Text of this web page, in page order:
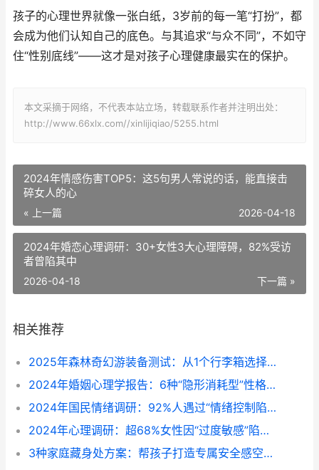
孩子的心理世界就像一张白纸，3岁前的每一笔“打扮”，都
会成为他们认知自己的底色。与其追求“与众不同”，不如守
住“性别底线”——这才是对孩子心理健康最实在的保护。
本文采摘于网络，不代表本站立场，转载联系作者并注明出处：
http://www.66xlx.com//xinlijiqiao/5255.html
2024年情感伤害TOP5：这5句男人常说的话，能直接击
碎女人的心
« 上一篇 2026-04-18
2024年婚恋心理调研：30+女性3大心理障碍，82%受访
者曾陷其中
下一篇 »
2026-04-18
相关推荐
2025年森林奇幻游装备测试：从1个行李箱选择看你潜在魅力深度
2024年婚姻心理学报告：6种“隐形消耗型”性格，正在拉低你的离婚抵抗力
2024年国民情绪调研：92%人遇过“情绪控制陷阱”，3个方法跳出“堵情绪”怪圈
2024年心理调研：超68%女性因“过度敏感”陷入情绪内耗，3个方法帮你跳出猜疑怪圈
3种家庭藏身处方案：帮孩子打造专属安全感空间（2024亲子空间设计参考）